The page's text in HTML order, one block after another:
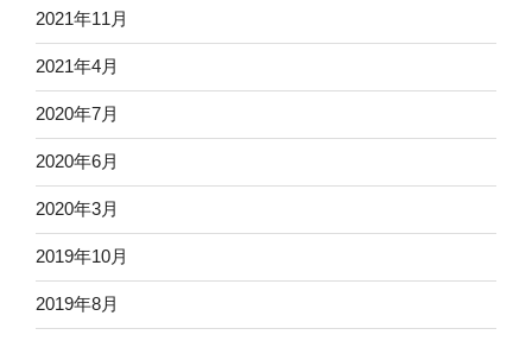
2021年11月
2021年4月
2020年7月
2020年6月
2020年3月
2019年10月
2019年8月